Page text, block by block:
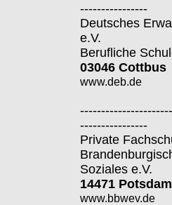
----------------
Deutsches
e.V.
Berufliche
03046 Cottbus
www.deb.de
----------------
Private
Soziales e.V.
14471 Potsdam
www.bbwev.de